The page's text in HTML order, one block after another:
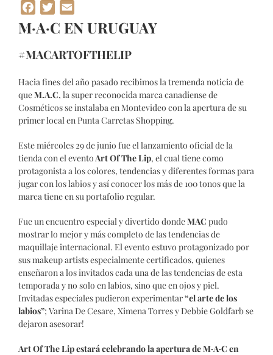
Facebook
Twitter
M·A·C EN URUGUAY
#MACARTOFTHELIP
Hacia fines del año pasado recibimos la tremenda noticia de
queM.A.C, la super reconocida marca canadiense de
Cosméticos se instalaba en Montevideo con la apertura de su
primer local en Punta Carretas Shopping.
Este miércoles 29 de junio fue el lanzamiento oficial de la
tienda con el eventoArt Of The Lip, el cual tiene como
protagonista a los colores, tendencias y diferentes formas para
jugar con los labios y así conocer los más de 100 tonos que la
marca tiene en su portafolio regular.
Fue un encuentro especial y divertido dondeMAC pudo
mostrar lo mejor y más completo de las tendencias de
maquillaje internacional. El evento estuvo protagonizado por
sus makeup artists especialmente certificados, quienes
enseñaron a los invitados cada una de las tendencias de esta
temporada y no solo en labios, sino que en ojos y piel.
Invitadas especiales pudieron experimentar“el arte de los
labios”; Varina De Cesare, Ximena Torres y Debbie Goldfarb se
dejaron asesorar!
Art Of The Lip estará celebrando la apertura de M·A·C en